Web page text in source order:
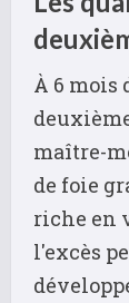
À 6 mois
maître-
de foie
riche en
l'excès